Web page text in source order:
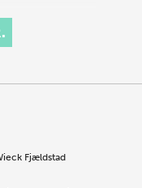
Fjældstad